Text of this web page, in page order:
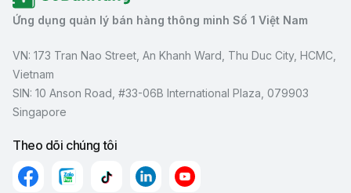
Ứng dụng quản lý bán hàng thông minh Số 1 Việt Nam
VN: 173 Tran Nao Street, An Khanh Ward, Thu Duc City, HCMC,
Vietnam
SIN: 10 Anson Road, #33-06B International Plaza, 079903
Singapore
Theo dõi chúng tôi